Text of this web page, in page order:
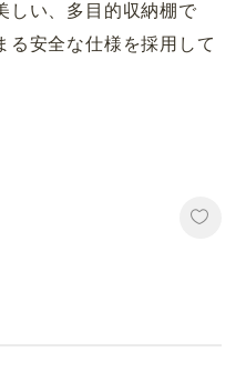
しい、多目的収納棚で
る安全な仕様を採用して